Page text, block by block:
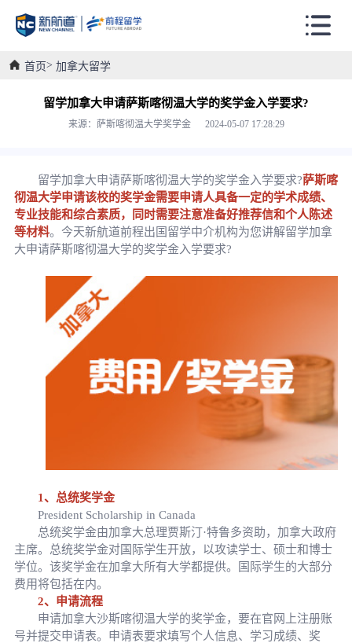
首页 加拿大留学
留学加拿大申请萨斯喀彻温大学的奖学金入学要求?
来源：萨斯喀彻温大学奖学金 2024-05-07 17:28:29
留学加拿大申请萨斯喀彻温大学的奖学金入学要求?萨斯喀
彻温大学申请该校的奖学金需要申请人具备一定的学术成绩、
专业技能和综合素质，同时需要注意准备好推荐信和个人陈述
等材料。今天新航道前程出国留学中介机构为您讲解留学加拿
大申请萨斯喀彻温大学的奖学金入学要求?
1、总统奖学金
President Scholarship in Canada
总统奖学金由加拿大总理贾斯汀·特鲁多资助，加拿大政府
主席。总统奖学金对国际学生开放，以攻读学士、硕士和博士
学位。该奖学金在加拿大所有大学都提供。国际学生的大部分
费用将包括在内。
2、申请流程
申请加拿大沙斯喀彻温大学的奖学金，要在官网上注册账
号并提交申请表。申请表要求填写个人信息、学习成绩、奖